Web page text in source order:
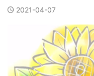
2021-04-07